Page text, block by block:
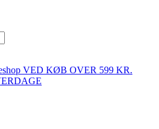
VED KØB OVER 599 KR.